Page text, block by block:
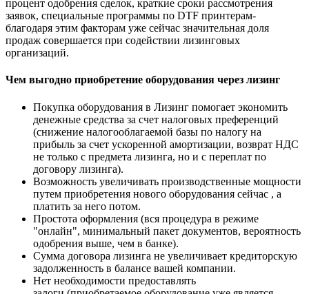
процент одобрения сделок, краткие сроки рассмотрения
заявок, специальные программы по DTF принтерам-
благодаря этим факторам уже сейчас значительная доля
продаж совершается при содействии лизинговых
организаций.
Чем выгодно приобретение оборудования через лизинг
Покупка оборудования в Лизинг помогает экономить
денежные средства за счет налоговых преференций
(снижение налогооблагаемой базы по налогу на
прибыль за счет ускоренной амортизации, возврат НДС
не только с предмета лизинга, но и с переплат по
договору лизинга).
Возможность увеличивать производственные мощности
путем приобретения нового оборудования сейчас , а
платить за него потом.
Простота оформления (вся процедура в режиме
"онлайн", минимальный пакет документов, вероятность
одобрения выше, чем в банке).
Сумма договора лизинга не увеличивает кредиторскую
задолженность в балансе вашей компании.
Нет необходимости предоставлять